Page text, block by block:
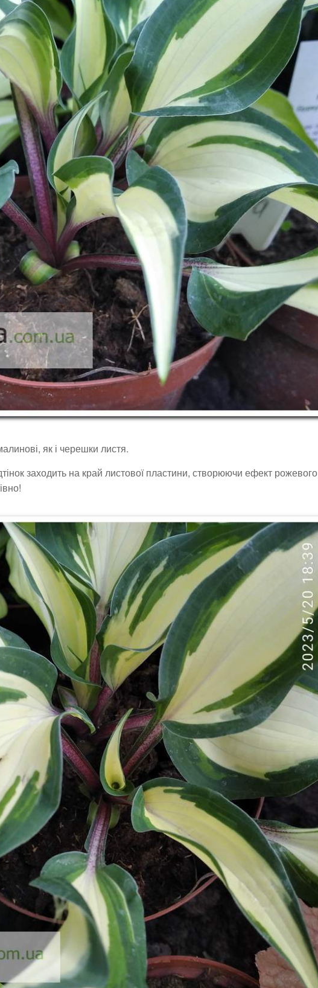
як і черешки листя.
заходить на край листової пластини, створюючи ефект рожевого